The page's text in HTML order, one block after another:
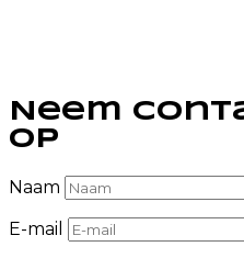
Neem
op
Naam
E-mail